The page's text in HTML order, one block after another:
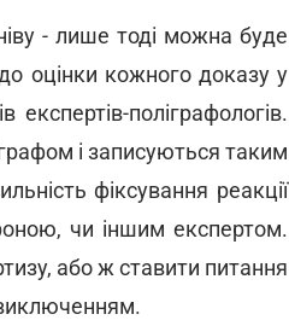
- лише тоді можна буде
оцінки кожного доказу у
поліграфологів.
і записуються таким
фіксування реакції
чи іншим експертом.
або ж ставити питання